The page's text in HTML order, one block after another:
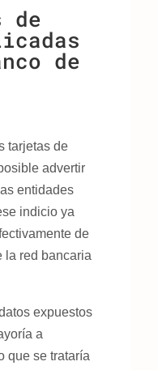
de
de
tarjetas de
advertir
entidades
indicio ya
de
la red bancaria
expuestos
a
que se trataría